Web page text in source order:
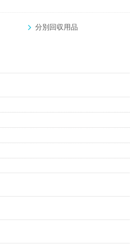
分別回収用品